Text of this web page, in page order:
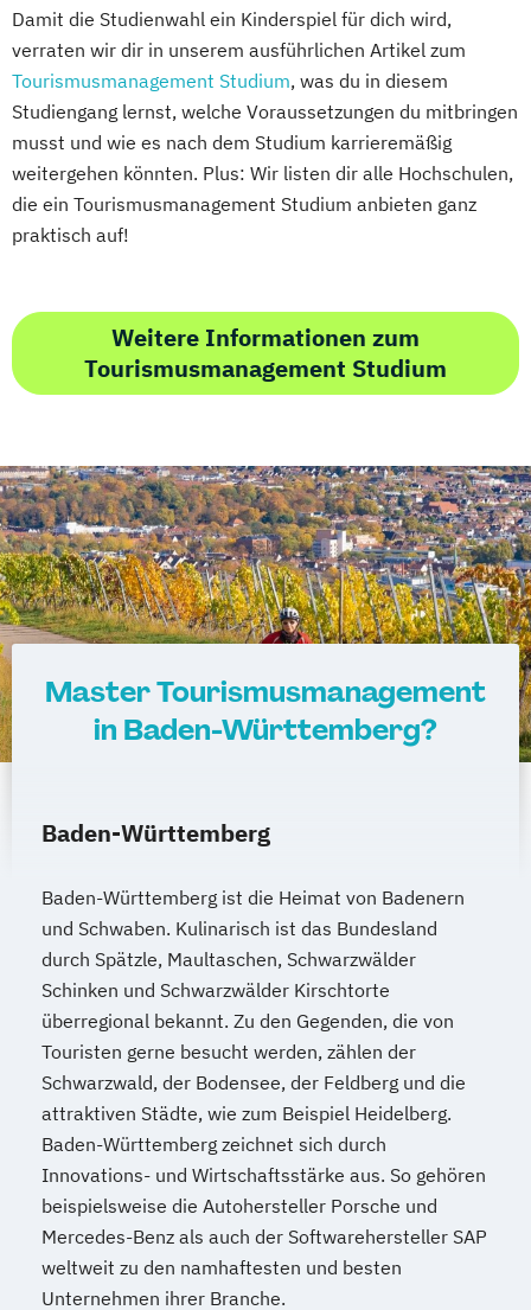
Damit die Studienwahl ein Kinderspiel für dich wird,
verraten wir dir in unserem ausführlichen Artikel zum
Tourismusmanagement Studium, was du in diesem
Studiengang lernst, welche Voraussetzungen du mitbringen
musst und wie es nach dem Studium karrieremäßig
weitergehen könnten. Plus: Wir listen dir alle Hochschulen,
die ein Tourismusmanagement Studium anbieten ganz
praktisch auf!
Weitere Informationen zum
Tourismusmanagement Studium
Master Tourismusmanagement
in Baden-Württemberg?
Baden-Württemberg
Baden-Württemberg ist die Heimat von Badenern
und Schwaben. Kulinarisch ist das Bundesland
durch Spätzle, Maultaschen, Schwarzwälder
Schinken und Schwarzwälder Kirschtorte
überregional bekannt. Zu den Gegenden, die von
Touristen gerne besucht werden, zählen der
Schwarzwald, der Bodensee, der Feldberg und die
attraktiven Städte, wie zum Beispiel Heidelberg.
Baden-Württemberg zeichnet sich durch
Innovations- und Wirtschaftsstärke aus. So gehören
beispielsweise die Autohersteller Porsche und
Mercedes-Benz als auch der Softwarehersteller SAP
weltweit zu den namhaftesten und besten
Unternehmen ihrer Branche.